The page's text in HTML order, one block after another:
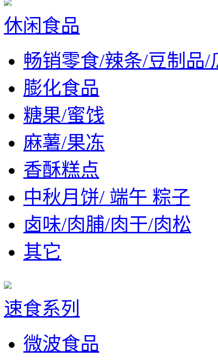
休闲食品
畅销零食/辣条/豆制品/
膨化食品
糖果/蜜饯
麻薯/果冻
香酥糕点
中秋月饼/ 端午 粽子
卤味/肉脯/肉干/肉松
其它
速食系列
微波食品